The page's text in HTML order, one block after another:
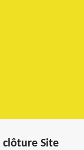
clôture Site